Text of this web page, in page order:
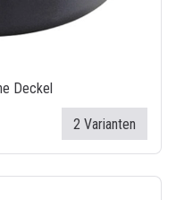
Deckel
2 Varianten